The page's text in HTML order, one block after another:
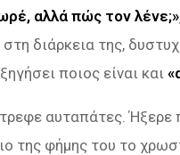
αλλά πώς τον
διάρκεια της,
ποιος είναι και
αυταπάτες.
της φήμης του το